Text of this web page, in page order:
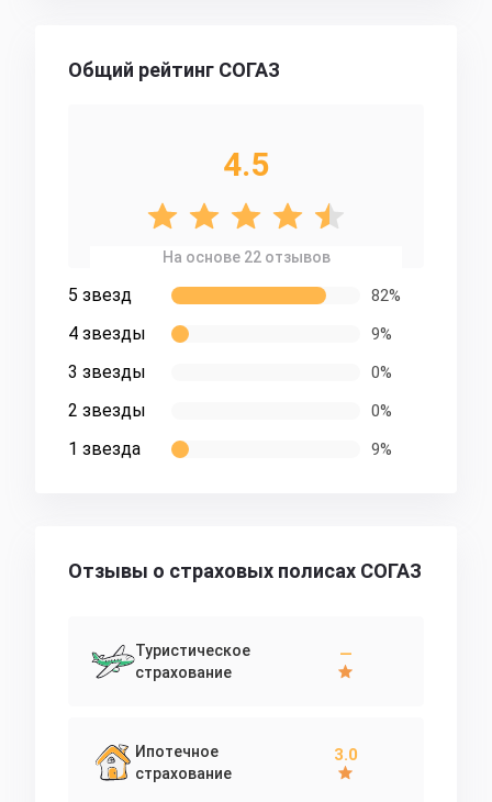
Общий рейтинг СОГАЗ
4.5
На основе 22 отзывов
5 звезд 82%
4 звезды 9%
3 звезды 0%
2 звезды 0%
1 звезда 9%
Отзывы о страховых полисах СОГАЗ
Туристическое
страхование
—
Ипотечное
страхование
3.0